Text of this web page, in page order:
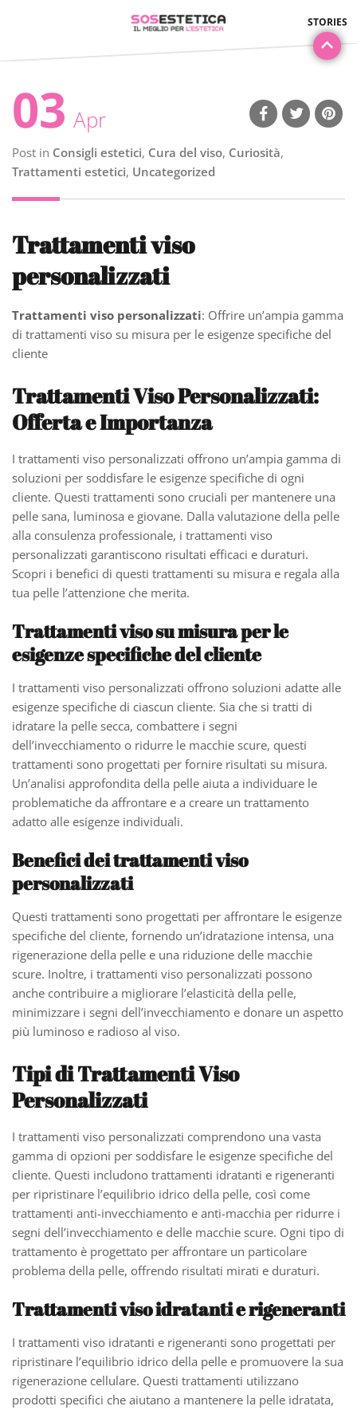
03 Apr
Post in Consigli estetici, Cura del viso, Curiosità,
Trattamenti estetici, Uncategorized
Trattamenti viso
personalizzati
Trattamenti viso personalizzati: Offrire un’ampia gamma
di trattamenti viso su misura per le esigenze specifiche del
cliente
Trattamenti Viso Personalizzati:
Offerta e Importanza
I trattamenti viso personalizzati offrono un’ampia gamma di
soluzioni per soddisfare le esigenze specifiche di ogni
cliente. Questi trattamenti sono cruciali per mantenere una
pelle sana, luminosa e giovane. Dalla valutazione della pelle
alla consulenza professionale, i trattamenti viso
personalizzati garantiscono risultati efficaci e duraturi.
Scopri i benefici di questi trattamenti su misura e regala alla
tua pelle l’attenzione che merita.
Trattamenti viso su misura per le
esigenze specifiche del cliente
I trattamenti viso personalizzati offrono soluzioni adatte alle
esigenze specifiche di ciascun cliente. Sia che si tratti di
idratare la pelle secca, combattere i segni
dell’invecchiamento o ridurre le macchie scure, questi
trattamenti sono progettati per fornire risultati su misura.
Un’analisi approfondita della pelle aiuta a individuare le
problematiche da affrontare e a creare un trattamento
adatto alle esigenze individuali.
Benefici dei trattamenti viso
personalizzati
Questi trattamenti sono progettati per affrontare le esigenze
specifiche del cliente, fornendo un’idratazione intensa, una
rigenerazione della pelle e una riduzione delle macchie
scure. Inoltre, i trattamenti viso personalizzati possono
anche contribuire a migliorare l’elasticità della pelle,
minimizzare i segni dell’invecchiamento e donare un aspetto
più luminoso e radioso al viso.
Tipi di Trattamenti Viso
Personalizzati
I trattamenti viso personalizzati comprendono una vasta
gamma di opzioni per soddisfare le esigenze specifiche del
cliente. Questi includono trattamenti idratanti e rigeneranti
per ripristinare l’equilibrio idrico della pelle, così come
trattamenti anti-invecchiamento e anti-macchia per ridurre i
segni dell’invecchiamento e delle macchie scure. Ogni tipo di
trattamento è progettato per affrontare un particolare
problema della pelle, offrendo risultati mirati e duraturi.
Trattamenti viso idratanti e rigeneranti
I trattamenti viso idratanti e rigeneranti sono progettati per
ripristinare l’equilibrio idrico della pelle e promuovere la sua
rigenerazione cellulare. Questi trattamenti utilizzano
prodotti specifici che aiutano a mantenere la pelle idratata,